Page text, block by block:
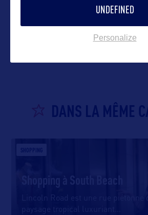
DANS LA MÊME
SHOPPING
Shopping à South Beach
Lincoln Road est une rue piétonne
paysage tropical luxuriant
UNDEFINED
Personalize